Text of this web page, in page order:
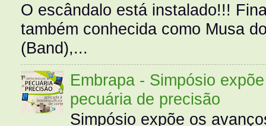
O escândalo está instalado!!!
também conhecida como Musa
(Band),...
Embrapa - Simpósio
pecuária de precisão
Simpósio expõe os